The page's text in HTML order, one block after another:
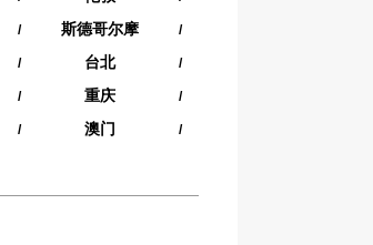
/ 斯德哥尔摩 /
/ 台北 /
/ 重庆 /
/ 澳门 /